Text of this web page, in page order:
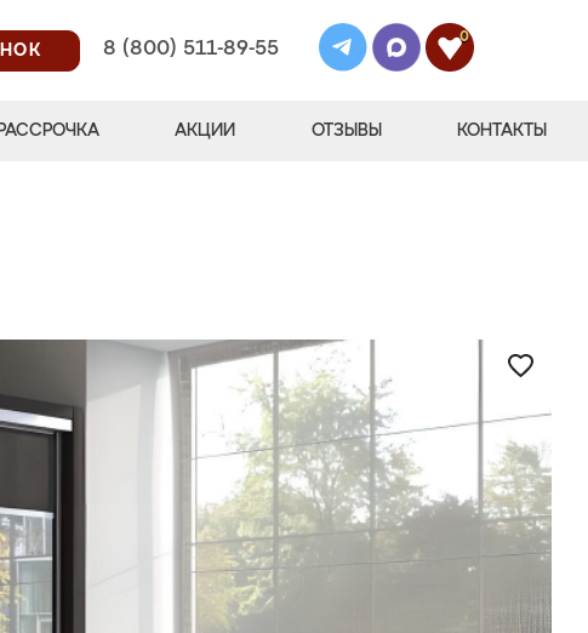
8 (800) 511-89-55
0
РАССРОЧКА АКЦИИ ОТЗЫВЫ КОНТАКТЫ